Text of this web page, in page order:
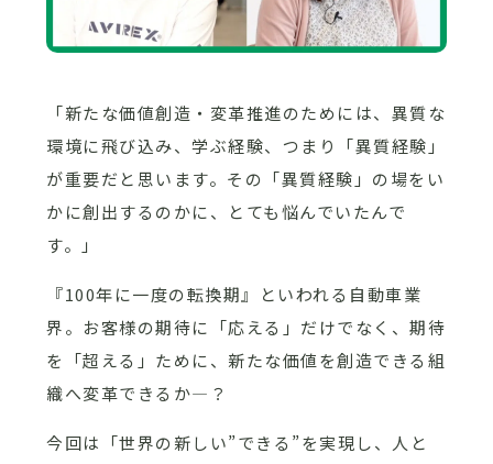
「新たな価値創造・変革推進のためには、異質な
環境に飛び込み、学ぶ経験、つまり「異質経験」
が重要だと思います。その「異質経験」の場をい
かに創出するのかに、とても悩んでいたんで
す。」
『100年に一度の転換期』といわれる自動車業
界。お客様の期待に「応える」だけでなく、期待
を「超える」ために、新たな価値を創造できる組
織へ変革できるか—？
今回は「世界の新しい”できる”を実現し、人と